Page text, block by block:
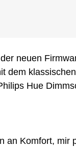
neuen
dem klassischen
Hue
an Komfort, mir